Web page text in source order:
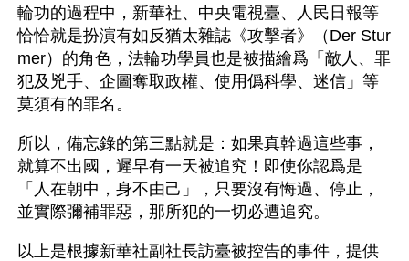
輪功的過程中，新華社、中央電視臺、人民日報等
恰恰就是扮演有如反猶太雜誌《攻擊者》（Der Stur
mer）的角色，法輪功學員也是被描繪爲「敵人、罪
犯及兇手、企圖奪取政權、使用僞科學、迷信」等
莫須有的罪名。
所以，備忘錄的第三點就是：如果真幹過這些事，
就算不出國，遲早有一天被追究！即使你認爲是
「人在朝中，身不由己」，只要沒有悔過、停止，
並實際彌補罪惡，那所犯的一切必遭追究。
以上是根據新華社副社長訪臺被控告的事件，提供